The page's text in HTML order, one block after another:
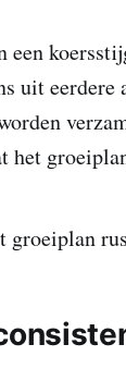
een
uit
het
groeiplan